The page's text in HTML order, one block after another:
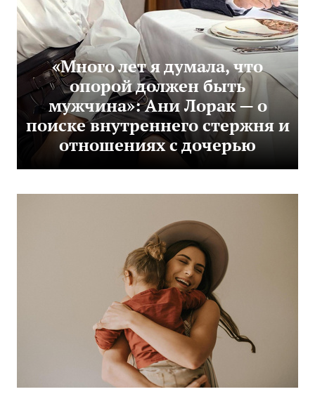
«Много лет я думала, что
опорой должен быть
мужчина»: Ани Лорак — о
поиске внутреннего стержня и
отношениях с дочерью